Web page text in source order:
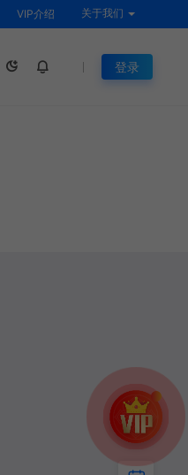
VIP介绍 关于我们
登录